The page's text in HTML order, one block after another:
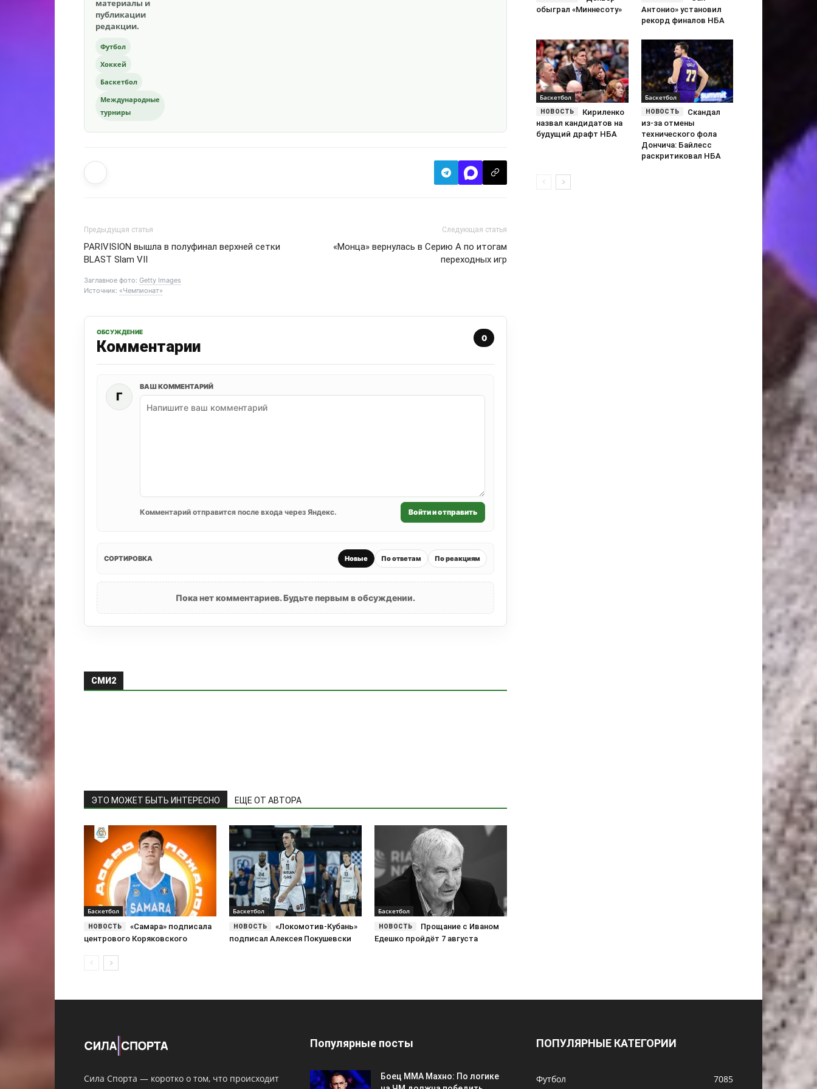
материалы и
публикации
редакции.
Футбол
Хоккей
Баскетбол
Международные
турниры
Предыдущая статья
PARIVISION вышла в полуфинал верхней сетки
BLAST Slam VII
Следующая статья
«Монца» вернулась в Серию А по итогам
переходных игр
Заглавное фото: Getty Images
Источник: «Чемпионат»
ОБСУЖДЕНИЕ
Комментарии 0
Г
ВАШ КОММЕНТАРИЙ
Комментарий отправится после входа через Яндекс. Войти и отправить
СОРТИРОВКА Новые По ответам По реакциям
Пока нет комментариев. Будьте первым в обсуждении.
СМИ2
ЭТО МОЖЕТ БЫТЬ ИНТЕРЕСНО ЕЩЕ ОТ АВТОРА
Баскетбол
«Самара» подписала
центрового Коряковского
Баскетбол
«Локомотив-Кубань»
подписал Алексея Покушевски
Баскетбол
Прощание с Иваном
Едешко пройдёт 7 августа
обыграл «Миннесоту»
Антонио» установил
рекорд финалов НБА
Баскетбол
Кириленко
назвал кандидатов на
будущий драфт НБА
Баскетбол
Скандал
из-за отмены
технического фола
Дончича: Байлесс
раскритиковал НБА
Сила Спорта — коротко о том, что происходит
Популярные посты
Боец ММА Махно: По логике
ПОПУЛЯРНЫЕ КАТЕГОРИИ
Футбол 7085